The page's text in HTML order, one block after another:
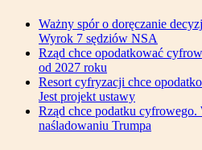
Ważny spór o doręczanie
Wyrok 7 sędziów NSA
Rząd chce opodatkować
od 2027 roku
Resort cyfryzacji chce
Jest projekt ustawy
Rząd chce podatku
naśladowaniu Trumpa